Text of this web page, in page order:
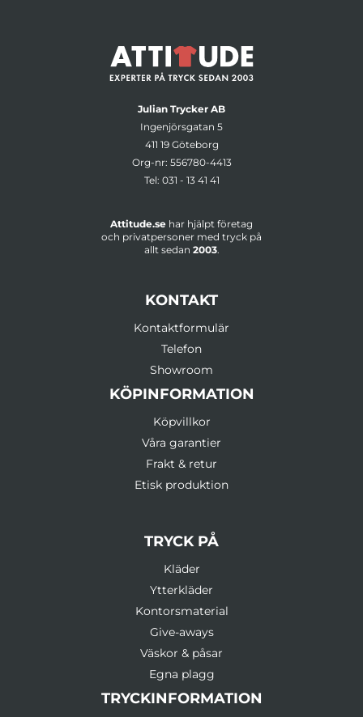
Julian Trycker AB
Ingenjörsgatan 5
411 19 Göteborg
Org-nr: 556780-4413
Tel: 031 - 13 41 41
Attitude.se har hjälpt företag
och privatpersoner med tryck på
allt sedan 2003.
KONTAKT
Kontaktformulär
Telefon
Showroom
KÖPINFORMATION
Köpvillkor
Våra garantier
Frakt & retur
Etisk produktion
TRYCK PÅ
Kläder
Ytterkläder
Kontorsmaterial
Give-aways
Väskor & påsar
Egna plagg
TRYCKINFORMATION